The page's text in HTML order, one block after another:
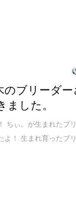
のブリーダ
した。
ちぃ。が生まれたブ
！ 生まれ育ったブ